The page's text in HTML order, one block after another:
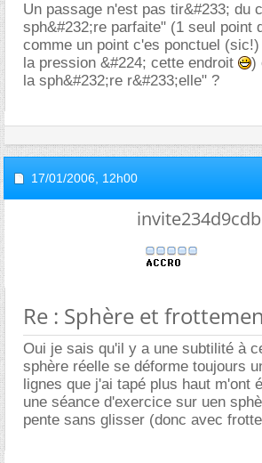
Un passage n'est pas tir&#233; du
sph&#232;re parfaite" (1 seul point
comme un point c'es ponctuel
la pression &#224; cette endroit
)
la sph&#232;re r&#233;elle" ?
17/01/2006, 12h00
invite234d9cdb
Re : Sphère et
Oui je sais qu'il y a une subtilité à
sphère réelle se déforme toujours
lignes que j'ai tapé plus haut m'ont
une séance d'exercice sur uen
pente sans glisser (donc avec